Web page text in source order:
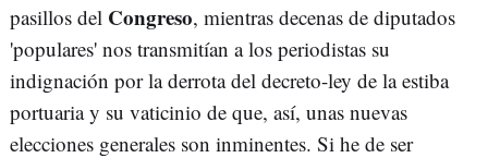
pasillos del Congreso, mientras decenas de diputados
'populares' nos transmitían a los periodistas su
indignación por la derrota del decreto-ley de la estiba
portuaria y su vaticinio de que, así, unas nuevas
elecciones generales son inminentes. Si he de ser